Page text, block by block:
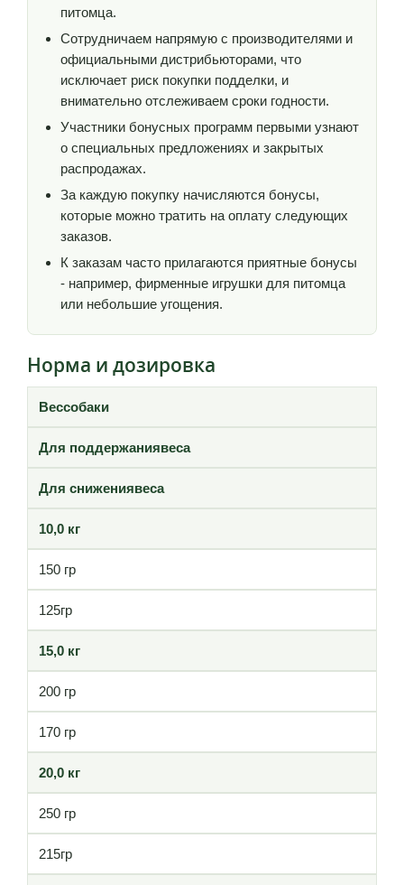
питомца.
Сотрудничаем напрямую с производителями и
официальными дистрибьюторами, что
исключает риск покупки подделки, и
внимательно отслеживаем сроки годности.
Участники бонусных программ первыми узнают
о специальных предложениях и закрытых
распродажах.
За каждую покупку начисляются бонусы,
которые можно тратить на оплату следующих
заказов.
К заказам часто прилагаются приятные бонусы
- например, фирменные игрушки для питомца
или небольшие угощения.
Норма и дозировка
Вессобаки
Для поддержаниявеса
Для снижениявеса
10,0 кг
150 гр
125гр
15,0 кг
200 гр
170 гр
20,0 кг
250 гр
215гр